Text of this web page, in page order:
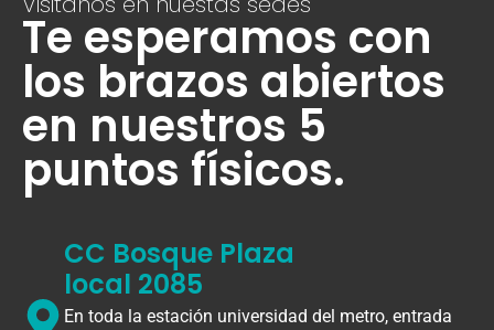
Te esperamos con
los brazos abiertos
en nuestros 5
puntos físicos.
CC Bosque Plaza
local 2085
En toda la estación universidad del metro, entrada